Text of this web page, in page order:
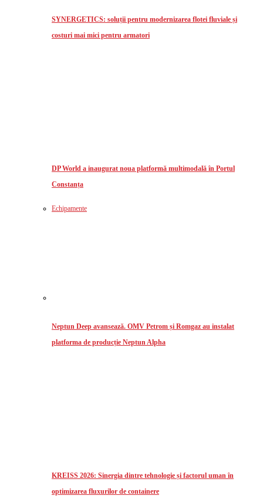
SYNERGETICS: soluții pentru modernizarea flotei fluviale și
costuri mai mici pentru armatori
DP World a inaugurat noua platformă multimodală în Portul
Constanța
Echipamente
Neptun Deep avansează. OMV Petrom și Romgaz au instalat
platforma de producție Neptun Alpha
KREISS 2026: Sinergia dintre tehnologie și factorul uman în
optimizarea fluxurilor de containere